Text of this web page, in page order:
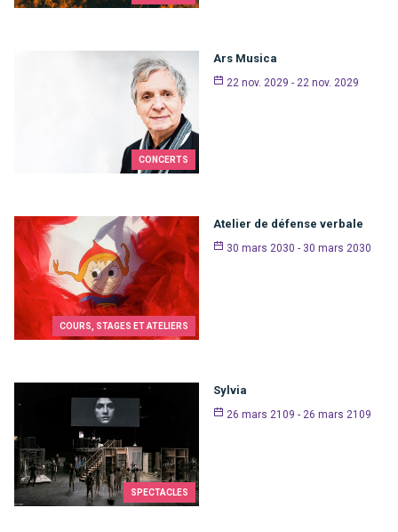
CONCERTS
Ars Musica
22 nov. 2029 - 22 nov. 2029
COURS, STAGES ET ATELIERS
Atelier de défense verbale
30 mars 2030 - 30 mars 2030
SPECTACLES
Sylvia
26 mars 2109 - 26 mars 2109